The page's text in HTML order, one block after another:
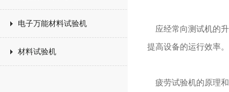
电子万能材料试验机
材料试验机
应经常向测试机的升
提高设备的运行效率。
疲劳试验机的原理和